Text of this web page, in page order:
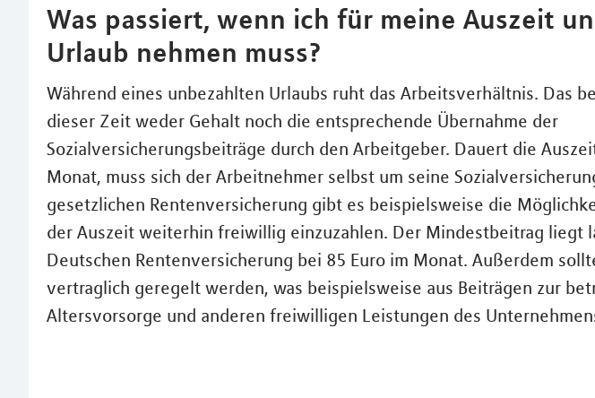
Was passiert, wenn ich für meine Auszeit
Urlaub nehmen muss?
Während eines unbezahlten Urlaubs ruht das Arbeitsverhältnis. Das
dieser Zeit weder Gehalt noch die entsprechende Übernahme der
Sozialversicherungsbeiträge durch den Arbeitgeber. Dauert die
Monat, muss sich der Arbeitnehmer selbst um seine
gesetzlichen Rentenversicherung gibt es beispielsweise die
der Auszeit weiterhin freiwillig einzuzahlen. Der Mindestbeitrag liegt
Deutschen Rentenversicherung bei 85 Euro im Monat. Außerdem
vertraglich geregelt werden, was beispielsweise aus Beiträgen zur
Altersvorsorge und anderen freiwilligen Leistungen des